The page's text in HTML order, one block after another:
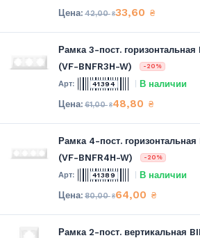
42,00₴33,60 ₴
Рамка 3-пост.
(VF-BNFR3H-W)
-20%
41394 В наличии
61,00₴48,80 ₴
Рамка 4-пост.
(VF-BNFR4H-W)
-20%
41389 В наличии
80,00₴64,00 ₴
Рамка 2-пост. вертикальная